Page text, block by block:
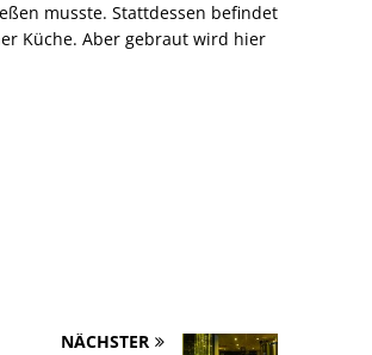
musste. Stattdessen befindet
Küche. Aber gebraut wird hier
NÄCHSTER